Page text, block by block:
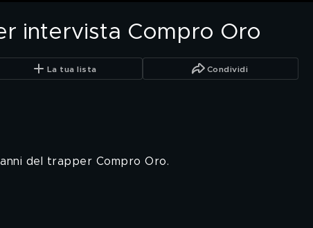
intervista Compro Oro
La tua lista Condividi
del trapper Compro Oro.